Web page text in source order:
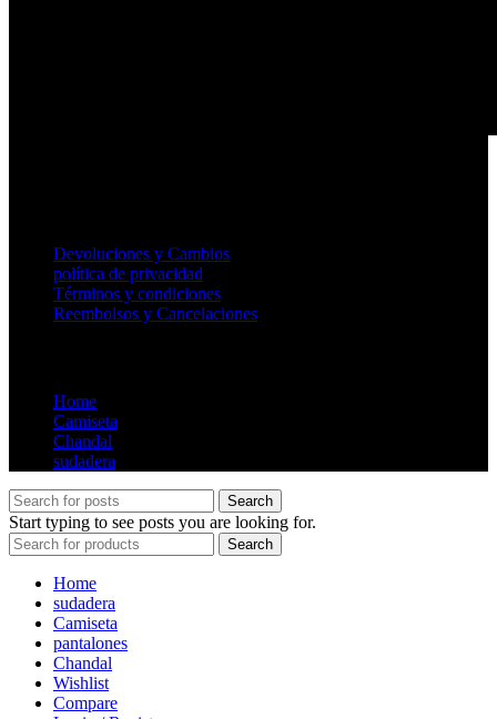
Devoluciones y Cambios
política de privacidad
Términos y condiciones
Reembolsos y Cancelaciones
Home
Camiseta
Chandal
sudadera
Search
Start typing to see posts you are looking for.
Search
Home
sudadera
Camiseta
pantalones
Chandal
Wishlist
Compare